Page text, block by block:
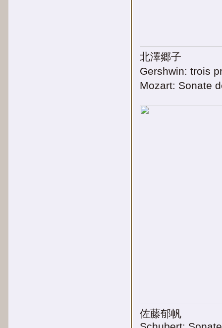
北澤郷子
Gershwin: trois
Mozart: Sonate
佐藤郁帆